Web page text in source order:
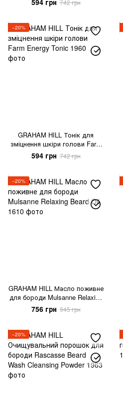
594 грн 742 грн
−20%
GRAHAM HILL Тонік для
зміцнення шкіри голови Farm
Energy Tonic
594 грн 742 грн
−20%
GRAHAM HILL Масло поживне
для бороди Mulsanne Relaxing
Beard Oil
756 грн 945 грн
−20%